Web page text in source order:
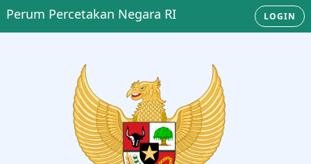
Perum Percetakan Negara RI LOGIN